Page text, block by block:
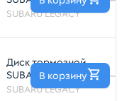
BL5 Зад
81530182
SUBARU LEGACY
Диск тормозной
SUBARU LEGACY
BE5 Зад
SUBARU LEGACY
—
В корзину